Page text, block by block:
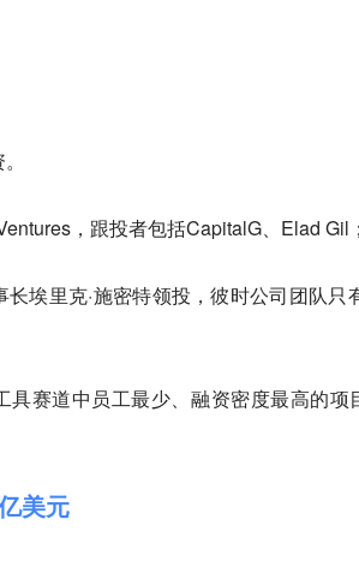
，跟投者包括CapitalG、Elad Gil；
埃里克·施密特领投，彼时公司团队只
赛道中员工最少、融资密度最高的项
美元